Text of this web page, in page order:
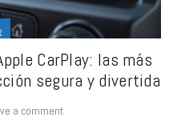
CarPlay: las más
segura y divertida
a comment